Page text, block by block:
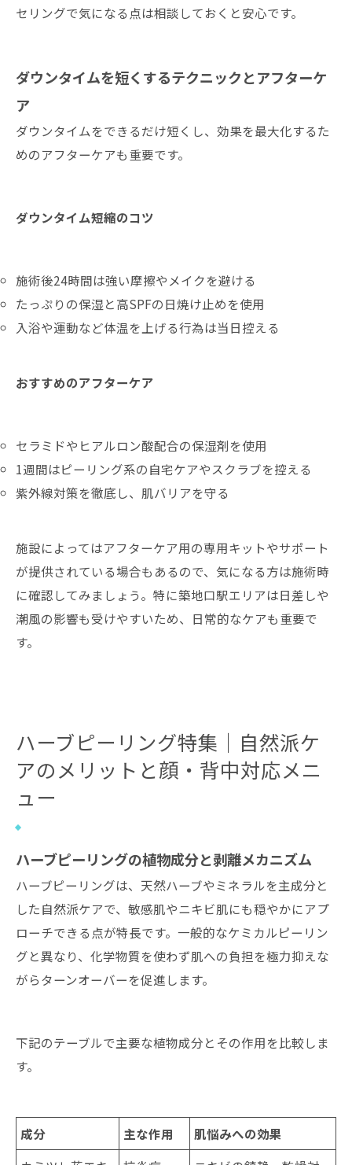
セリングで気になる点は相談しておくと安心です。
ダウンタイムを短くするテクニックとアフターケ
ア
ダウンタイムをできるだけ短くし、効果を最大化するた
めのアフターケアも重要です。
ダウンタイム短縮のコツ
施術後24時間は強い摩擦やメイクを避ける
たっぷりの保湿と高SPFの日焼け止めを使用
入浴や運動など体温を上げる行為は当日控える
おすすめのアフターケア
セラミドやヒアルロン酸配合の保湿剤を使用
1週間はピーリング系の自宅ケアやスクラブを控える
紫外線対策を徹底し、肌バリアを守る
施設によってはアフターケア用の専用キットやサポート
が提供されている場合もあるので、気になる方は施術時
に確認してみましょう。特に築地口駅エリアは日差しや
潮風の影響も受けやすいため、日常的なケアも重要で
す。
ハーブピーリング特集｜自然派ケ
アのメリットと顔・背中対応メニ
ュー
ハーブピーリングの植物成分と剥離メカニズム
ハーブピーリングは、天然ハーブやミネラルを主成分と
した自然派ケアで、敏感肌やニキビ肌にも穏やかにアプ
ローチできる点が特長です。一般的なケミカルピーリン
グと異なり、化学物質を使わず肌への負担を極力抑えな
がらターンオーバーを促進します。
下記のテーブルで主要な植物成分とその作用を比較しま
す。
成分 主な作用
肌悩みへの効果